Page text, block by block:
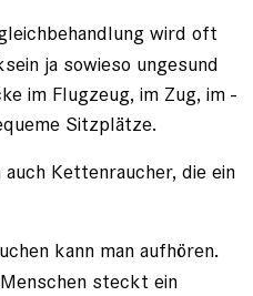
wird oft
ja sowieso ungesund
im Flugzeug, im Zug, im
Sitzplätze.
Kettenraucher, die ein
kann man aufhören.
steckt ein